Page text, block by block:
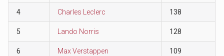
4 Charles Leclerc 138
5 Lando Norris 128
6 Max Verstappen 109